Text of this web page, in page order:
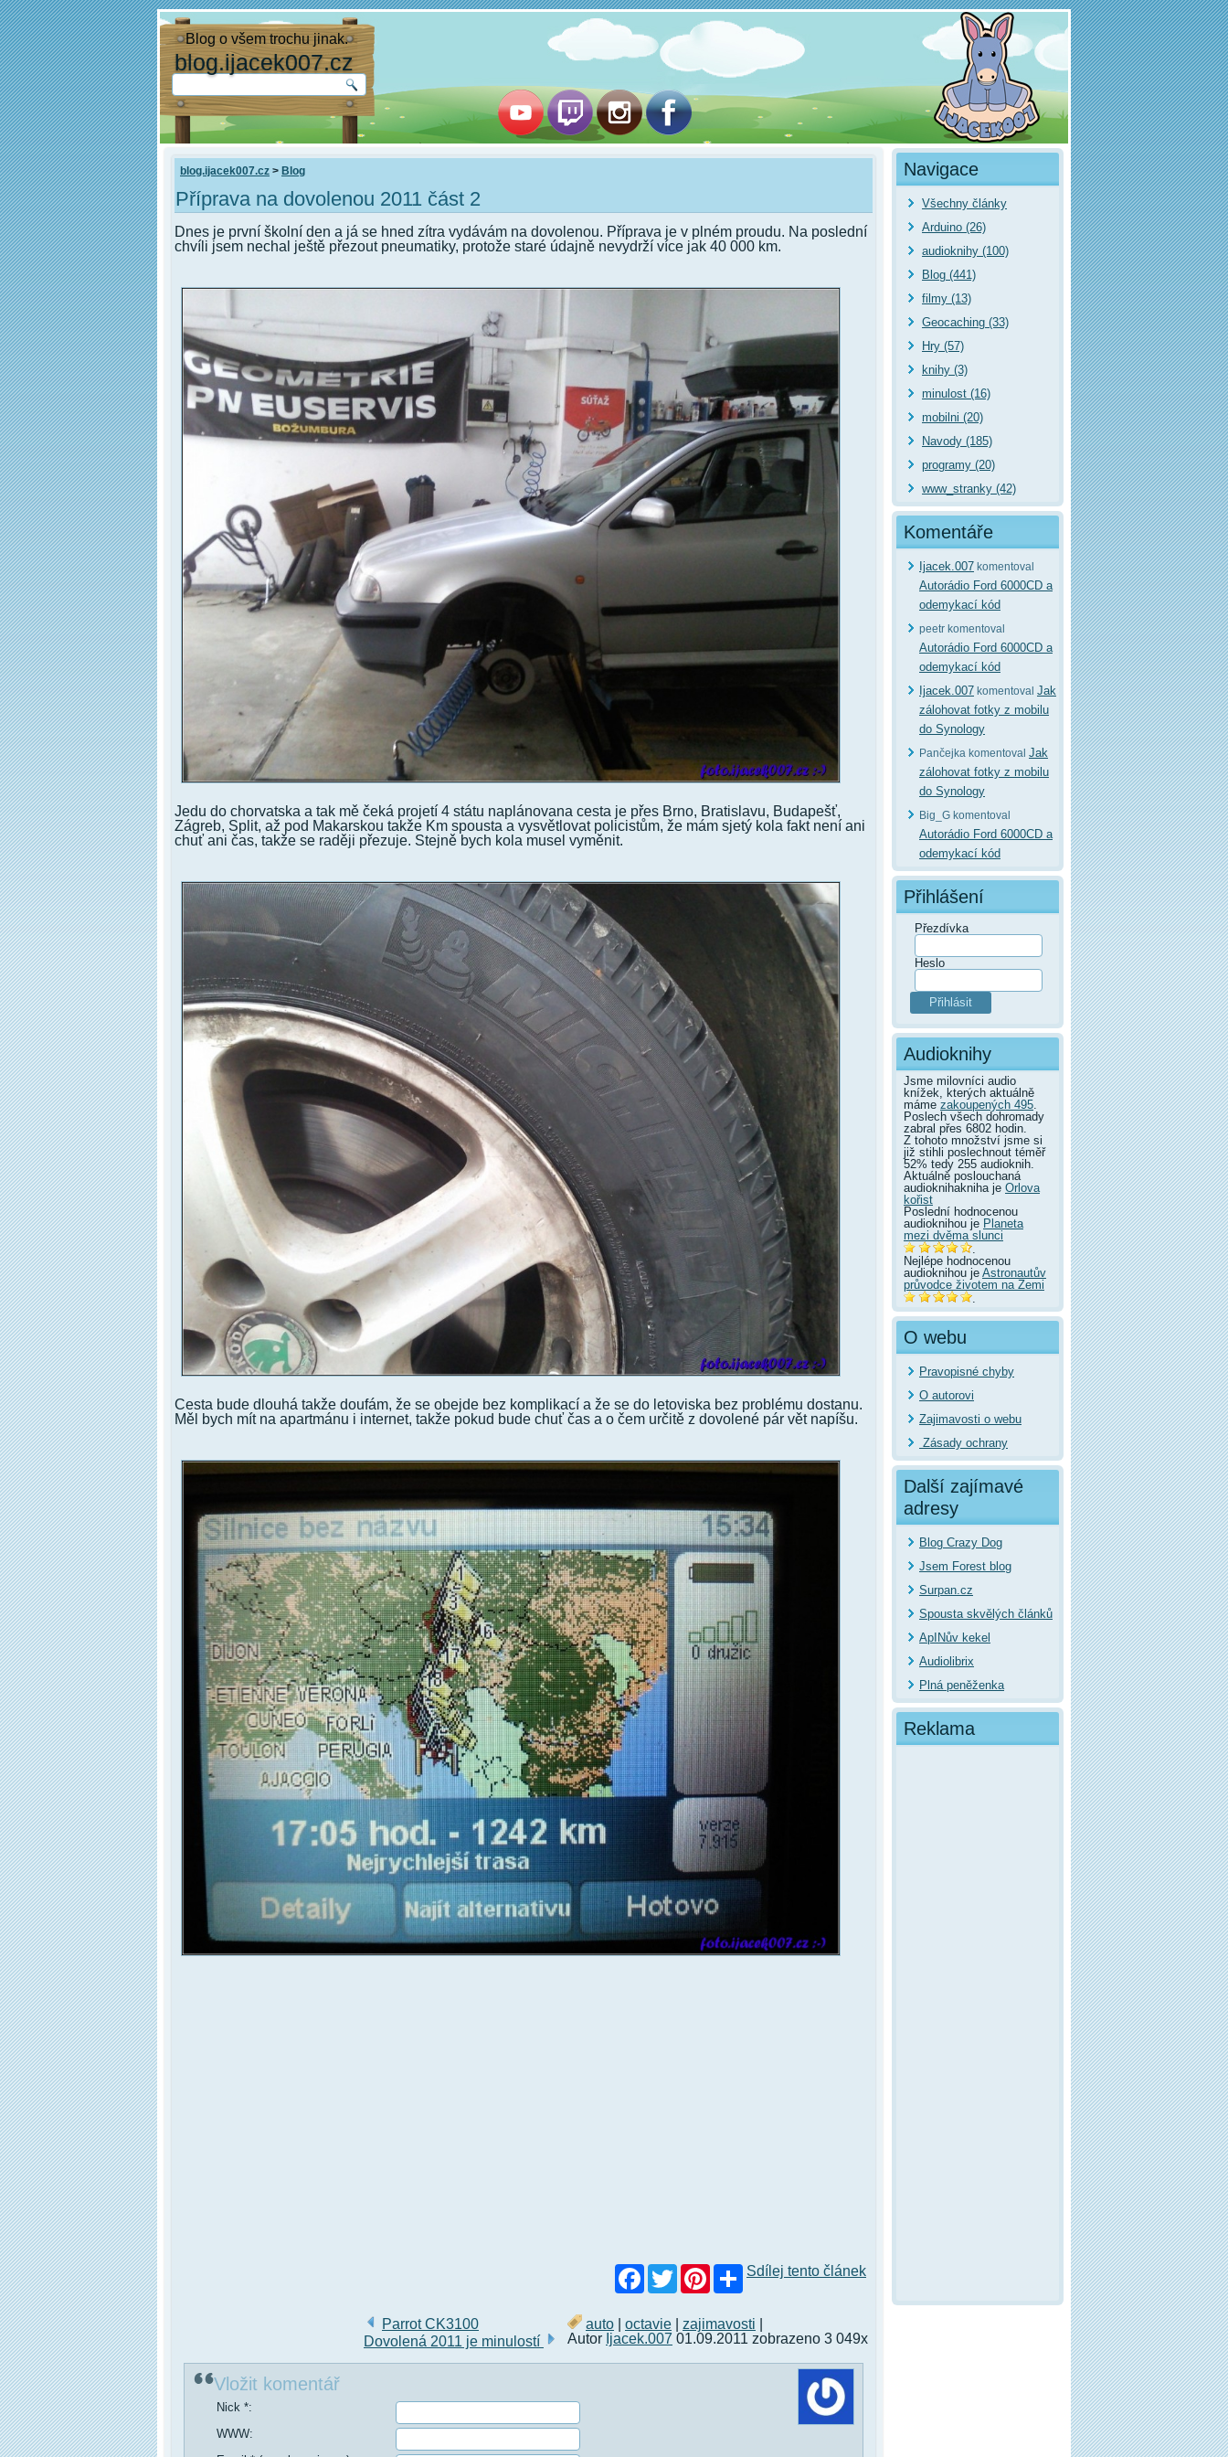
blog.ijacek007.cz
Blog o všem trochu jinak.
blog.ijacek007.cz > Blog
Příprava na dovolenou 2011 část 2
Dnes je první školní den a já se hned zítra vydávám na dovolenou. Příprava je v plném proudu. Na poslední
chvíli jsem nechal ještě přezout pneumatiky, protože staré údajně nevydrží více jak 40 000 km.
Jedu do chorvatska a tak mě čeká projetí 4 státu naplánovana cesta je přes Brno, Bratislavu, Budapešť,
Zágreb, Split, až pod Makarskou takže Km spousta a vysvětlovat policistům, že mám sjetý kola fakt není ani
chuť ani čas, takže se raději přezuje. Stejně bych kola musel vyměnit.
Cesta bude dlouhá takže doufám, že se obejde bez komplikací a že se do letoviska bez problému dostanu.
Měl bych mít na apartmánu i internet, takže pokud bude chuť čas a o čem určitě z dovolené pár vět napíšu.
Facebook
TwitterPinterestSdílej tento článek
auto octavie zajimavosti
Autor Ijacek.007 01.09.2011 zobrazeno 3 049x
Parrot CK3100
Dovolená 2011 je minulostí
Vložit komentář
Nick *:
WWW:
Navigace
Všechny články
Arduino (26)
audioknihy (100)
Blog (441)
filmy (13)
Geocaching (33)
Hry (57)
knihy (3)
minulost (16)
mobilni (20)
Navody (185)
programy (20)
www_stranky (42)
Komentáře
Ijacek.007 komentoval
Autorádio Ford 6000CD a
odemykací kód
peetr komentoval
Autorádio Ford 6000CD a
odemykací kód
Ijacek.007 komentoval Jak
zálohovat fotky z mobilu
do Synology
Pančejka komentoval Jak
zálohovat fotky z mobilu
do Synology
Big_G komentoval
Autorádio Ford 6000CD a
odemykací kód
Přihlášení
Přezdívka
Heslo
Audioknihy
Jsme milovníci audio
knížek, kterých aktuálně
máme zakoupených 495
Poslech všech dohromady
zabral přes 6802 hodin.
Z tohoto množství jsme si
již stihli poslechnout téměř
52% tedy 255 audioknih.
Aktuálně poslouchaná
audioknihakniha je Orlova
kořist
Poslední hodnocenou
audioknihou je Planeta
mezi dvěma slunci
Nejlépe hodnocenou
audioknihou je Astronautův
průvodce životem na Zemi
O webu
Pravopisné chyby
O autorovi
Zajimavosti o webu
Zásady ochrany
Další zajímavé
adresy
Blog Crazy Dog
Jsem Forest blog
Surpan.cz
Spousta skvělých článků
ApINův kekel
Audiolibrix
Plná peněženka
Reklama